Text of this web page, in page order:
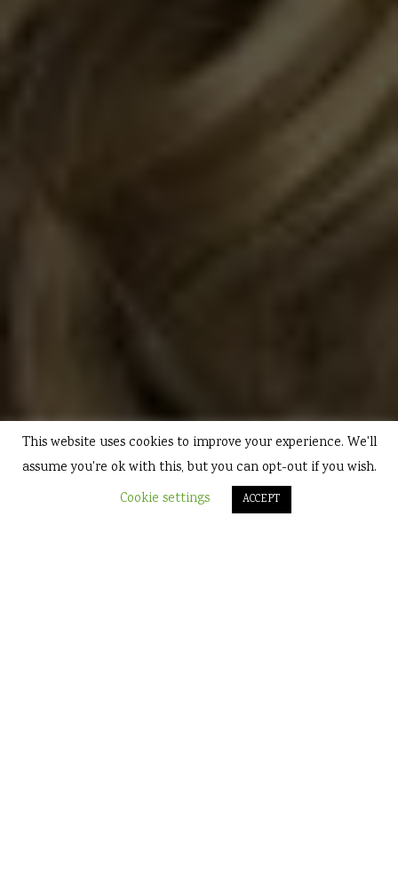
This website uses cookies to improve your experience. We'll
assume you're ok with this, but you can opt-out if you wish.
Cookie settings
ACCEPT